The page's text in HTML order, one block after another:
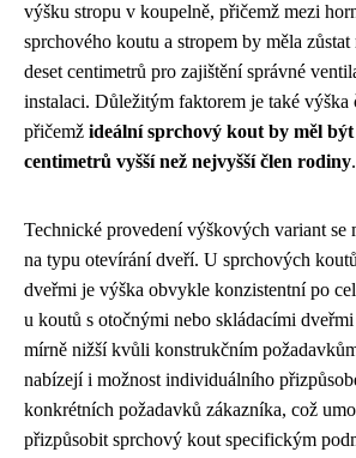
výšku stropu v koupelně, přičemž mezi
sprchového koutu a stropem by měla
deset centimetrů pro zajištění správné
instalaci. Důležitým faktorem je také výška
přičemž ideální sprchový kout by měl
centimetrů vyšší než nejvyšší člen rodiny.
Technické provedení výškových variant se
na typu otevírání dveří. U sprchových
dveřmi je výška obvykle konzistentní po
u koutů s otočnými nebo skládacími
mírně nižší kvůli konstrukčním
nabízejí i možnost individuálního
konkrétních požadavků zákazníka, což
přizpůsobit sprchový kout specifickým